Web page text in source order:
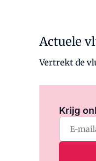
Actuele
Vertrekt de
Krijg